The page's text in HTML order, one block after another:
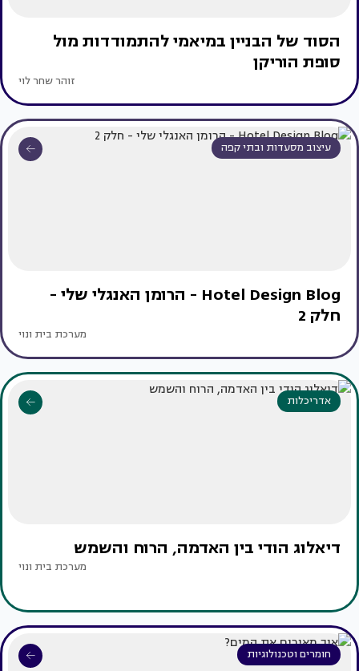
הסוד של הבניין במיאמי להתמודדות מול
סופת הוריקן
זוהר שחר לוי
עיצוב מסעדות ובתי קפה
Hotel Design Blog - הרומן האנגלי שלי -
חלק 2
מערכת בית ונוי
אדריכלות
דיאלוג הודי בין האדמה, הרוח והשמש
מערכת בית ונוי
חומרים וטכנולוגיות